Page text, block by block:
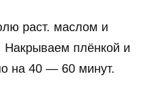
раст. маслом и
Накрываем плёнкой и
на 40 — 60 минут.